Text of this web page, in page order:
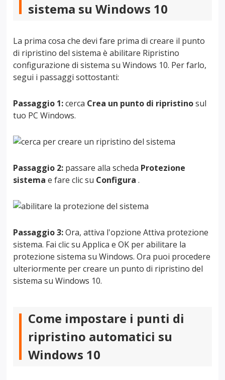
sistema su Windows 10
La prima cosa che devi fare prima di creare il punto
di ripristino del sistema è abilitare Ripristino
configurazione di sistema su Windows 10. Per farlo,
segui i passaggi sottostanti:
Passaggio 1:cerca Crea un punto di ripristinosul
tuo PC Windows.
Passaggio 2: passare alla scheda Protezione
sistema e fare clic su Configura .
Passaggio 3:Ora, attiva l'opzione Attiva protezione
sistema. Fai clic su Applica e OK per abilitare la
protezione sistema su Windows. Ora puoi procedere
ulteriormente per creare un punto di ripristino del
sistema su Windows 10.
Come impostare i punti di
ripristino automatici su
Windows 10